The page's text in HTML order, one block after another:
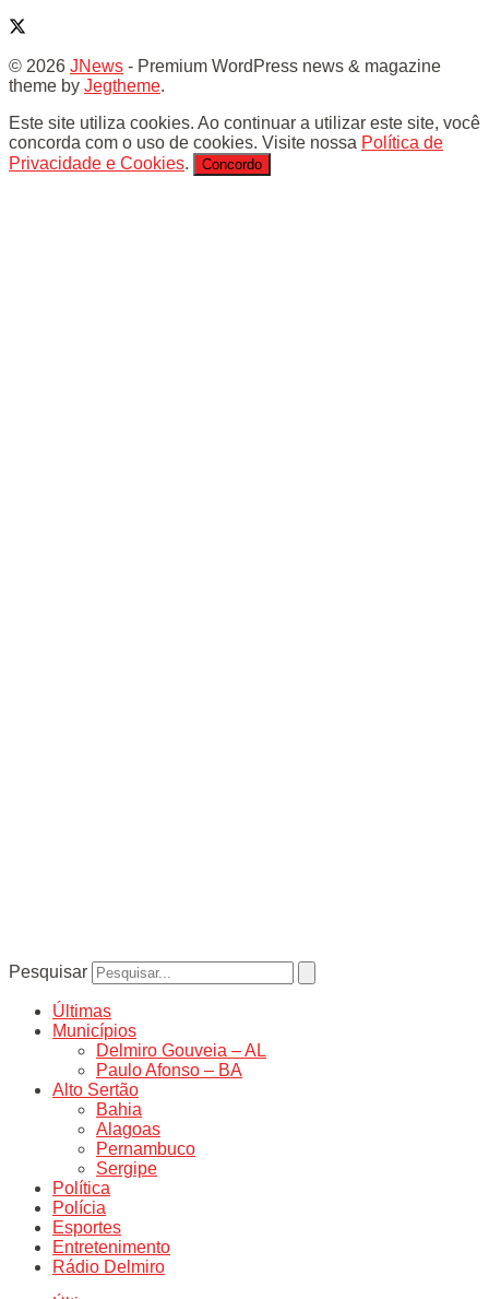
© 2026 JNews - Premium WordPress news & magazine
theme by Jegtheme.
Este site utiliza cookies. Ao continuar a utilizar este site, você
concorda com o uso de cookies. Visite nossa Política de
Privacidade e Cookies. Concordo
Pesquisar
Últimas
Municípios
Delmiro Gouveia – AL
Paulo Afonso – BA
Alto Sertão
Bahia
Alagoas
Pernambuco
Sergipe
Política
Polícia
Esportes
Entretenimento
Rádio Delmiro